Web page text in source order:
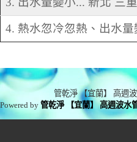
4. 熱水忽冷忽熱、出水
管乾淨 【宜蘭】 高週
Powered by管乾淨 【宜蘭】 高週波水